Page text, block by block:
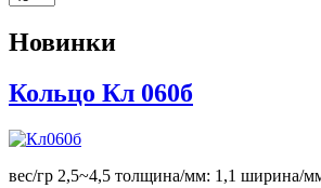
Новинки
Кольцо Кл 060б
вес/гр 2,5~4,5 толщина/мм: 1,1 ширина/